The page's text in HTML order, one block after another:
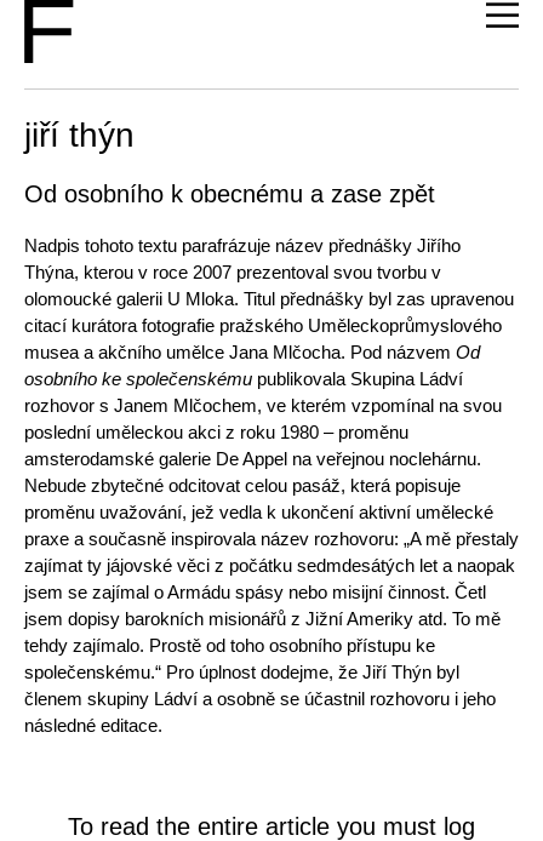
jiří thýn
Od osobního k obecnému a zase zpět
Nadpis tohoto textu parafrázuje název přednášky Jiřího
Thýna, kterou v roce 2007 prezentoval svou tvorbu v
olomoucké galerii U Mloka. Titul přednášky byl zas upravenou
citací kurátora fotografie pražského Uměleckoprůmyslového
musea a akčního umělce Jana Mlčocha. Pod názvem Od
osobního ke společenskému publikovala Skupina Ládví
rozhovor s Janem Mlčochem, ve kterém vzpomínal na svou
poslední uměleckou akci z roku 1980 – proměnu
amsterodamské galerie De Appel na veřejnou noclehárnu.
Nebude zbytečné odcitovat celou pasáž, která popisuje
proměnu uvažování, jež vedla k ukončení aktivní umělecké
praxe a současně inspirovala název rozhovoru: „A mě přestaly
zajímat ty jájovské věci z počátku sedmdesátých let a naopak
jsem se zajímal o Armádu spásy nebo misijní činnost. Četl
jsem dopisy barokních misionářů z Jižní Ameriky atd. To mě
tehdy zajímalo. Prostě od toho osobního přístupu ke
společenskému.“ Pro úplnost dodejme, že Jiří Thýn byl
členem skupiny Ládví a osobně se účastnil rozhovoru i jeho
následné editace.
To read the entire article you must log